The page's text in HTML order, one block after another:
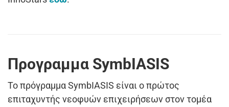
Προγραμμα SymbIASIS
Το πρόγραμμα SymbIASIS είναι ο πρώτος
επιταχυντής νεοφυών επιχειρήσεων στον τομέα